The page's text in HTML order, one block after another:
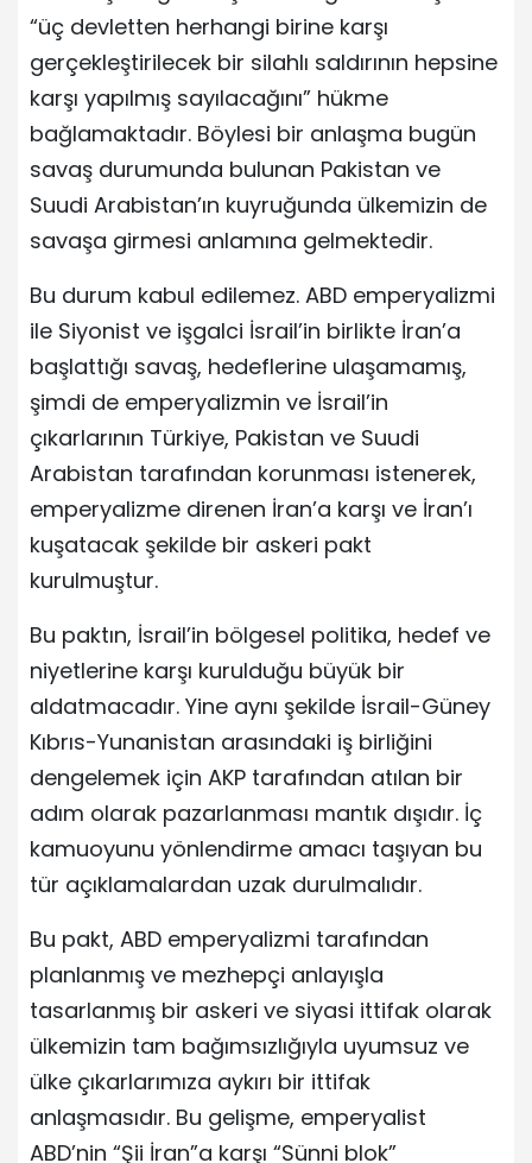
“üç devletten herhangi birine karşı
gerçekleştirilecek bir silahlı saldırının hepsine
karşı yapılmış sayılacağını” hükme
bağlamaktadır. Böylesi bir anlaşma bugün
savaş durumunda bulunan Pakistan ve
Suudi Arabistan’ın kuyruğunda ülkemizin de
savaşa girmesi anlamına gelmektedir.
Bu durum kabul edilemez. ABD emperyalizmi
ile Siyonist ve işgalci İsrail’in birlikte İran’a
başlattığı savaş, hedeflerine ulaşamamış,
şimdi de emperyalizmin ve İsrail’in
çıkarlarının Türkiye, Pakistan ve Suudi
Arabistan tarafından korunması istenerek,
emperyalizme direnen İran’a karşı ve İran’ı
kuşatacak şekilde bir askeri pakt
kurulmuştur.
Bu paktın, İsrail’in bölgesel politika, hedef ve
niyetlerine karşı kurulduğu büyük bir
aldatmacadır. Yine aynı şekilde İsrail-Güney
Kıbrıs-Yunanistan arasındaki iş birliğini
dengelemek için AKP tarafından atılan bir
adım olarak pazarlanması mantık dışıdır. İç
kamuoyunu yönlendirme amacı taşıyan bu
tür açıklamalardan uzak durulmalıdır.
Bu pakt, ABD emperyalizmi tarafından
planlanmış ve mezhepçi anlayışla
tasarlanmış bir askeri ve siyasi ittifak olarak
ülkemizin tam bağımsızlığıyla uyumsuz ve
ülke çıkarlarımıza aykırı bir ittifak
anlaşmasıdır. Bu gelişme, emperyalist
ABD’nin “Şii İran”a karşı “Sünni blok”